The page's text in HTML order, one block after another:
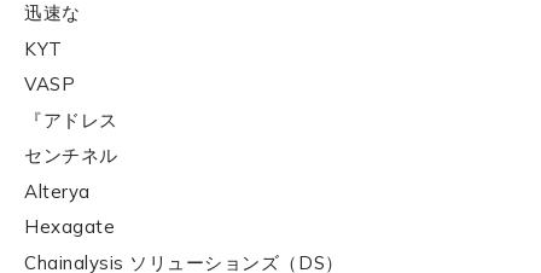
Company / Organization Name
Work Email Address
Phone Number
迅速な
KYT
VASP
『アドレス
センチネル
Alterya
Hexagate
Chainalysis ソリューションズ（DS）